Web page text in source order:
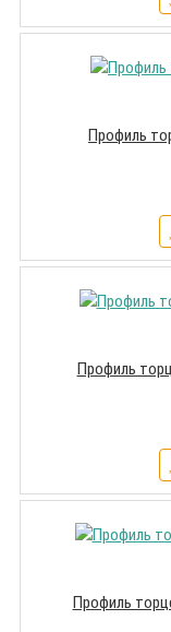
Профиль
Профиль
Профиль